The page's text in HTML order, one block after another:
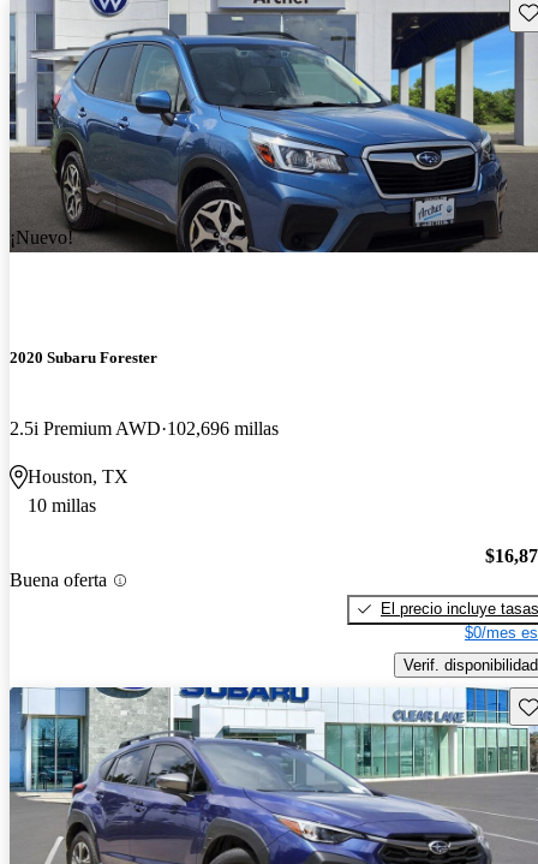
¡Nuevo!
2020 Subaru Forester
2.5i Premium AWD 102,696 millas
Houston, TX
10 millas
Buena oferta
El precio incluye tasas
$0/mes
Verif. disponibilidad